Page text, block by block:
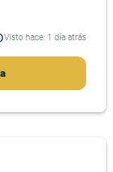
Visto hace: 1 día atrás